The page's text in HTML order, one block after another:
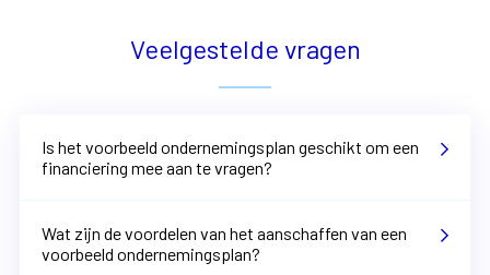
Veelgestelde vragen
Is het voorbeeld ondernemingsplan geschikt om een
financiering mee aan te vragen?
Wat zijn de voordelen van het aanschaffen van een
voorbeeld ondernemingsplan?